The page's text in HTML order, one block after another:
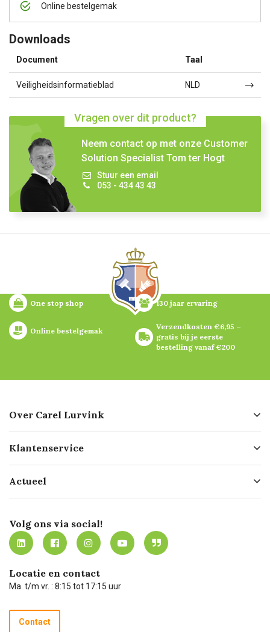
Online bestelgemak
Downloads
Document Taal
Veiligheidsinformatieblad NLD
Vragen over dit product?
Neem contact op met onze Customer
Solution Specialist Tom ter Hogt
Stuur een email
053 - 434 43 43
One stop shop 130 jaar ervaring
Online bestelgemak
Verzendkosten €6,95 –
gratis bij je eerste
bestelling vanaf €200
Over Carel Lurvink
Geschiedenis
Missie
Werken bij Carel Lurvink
MVO
Klantenservice
Bezorgen
Mijn Carel Lurvink
Mijn Carel Lurvink instructievideo's
Carel Lurvink App
Hulp op afstand
Technische dienst
Recycle programma
Actueel
Innovation LAB
Tevreden klanten
Carel Lurvink Blog
Carel de podcast
Volg ons via social!
Locatie en contact
Ma. t/m vr. : 8:15 tot 17:15 uur
Contact